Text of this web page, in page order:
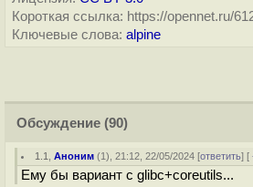
Короткая ссылка: https://opennet.ru/
Ключевые слова: alpine
Обсуждение (90)
1.1 ,Аноним (1), 21:12, 22/05/2024 [ответить] [
Ему бы вариант с glibc+coreutils...